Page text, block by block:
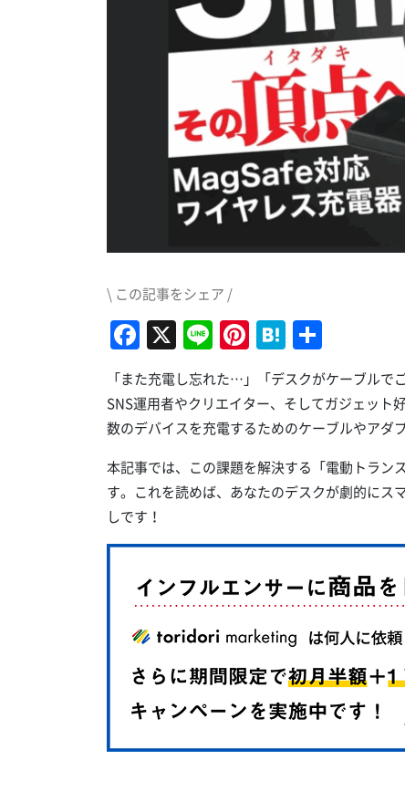
\ この記事をシェア /
Facebook
X LinePinterest
Hatena
有
「また充電し忘れた…」「デスクがケーブルで
SNS運用者やクリエイター、そしてガジェット
数のデバイスを充電するためのケーブルやアダ
本記事では、この課題を解決する「電動トラン
す。これを読めば、あなたのデスクが劇的にス
しです！